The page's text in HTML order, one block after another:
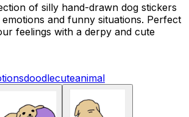
of silly hand-drawn dog stickers
and funny situations. Perfect
feelings with a derpy and cute
doodlecuteanimal